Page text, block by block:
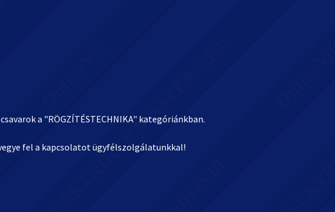
a "RÖGZÍTÉSTECHNIKA" kategóriánkban.
fel a kapcsolatot ügyfélszolgálatunkkal!